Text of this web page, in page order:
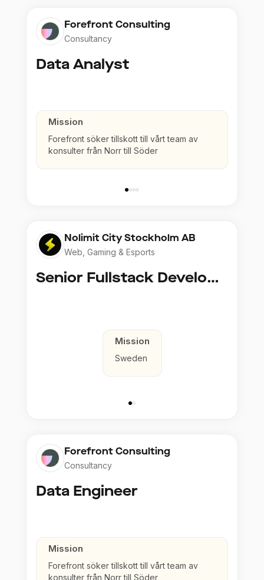
Forefront Consulting
Consultancy
Data Analyst
Mission
Forefront söker tillskott till vårt team av
konsulter från Norr till Söder
Nolimit City Stockholm AB
Web, Gaming & Esports
Senior Fullstack Developer - Javascript
Mission
Sweden
Forefront Consulting
Consultancy
Data Engineer
Mission
Forefront söker tillskott till vårt team av
konsulter från Norr till Söder